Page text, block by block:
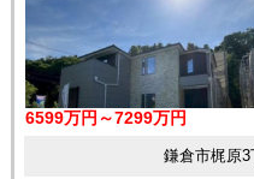
6599万円～7299万円
鎌倉市梶原